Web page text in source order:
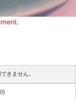
.
きません。